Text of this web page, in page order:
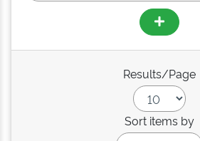
Results/Page
Sort items by